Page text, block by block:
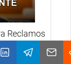
Reclamos